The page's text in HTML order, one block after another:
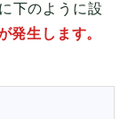
下のように設
発生します。